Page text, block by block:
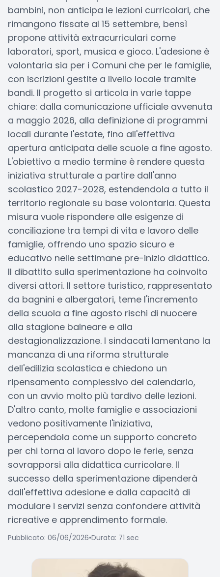
bambini, non anticipa le lezioni curricolari, che
rimangono fissate al 15 settembre, bensì
propone attività extracurriculari come
laboratori, sport, musica e gioco. L'adesione è
volontaria sia per i Comuni che per le famiglie,
con iscrizioni gestite a livello locale tramite
bandi. Il progetto si articola in varie tappe
chiare: dalla comunicazione ufficiale avvenuta
a maggio 2026, alla definizione di programmi
locali durante l'estate, fino all'effettiva
apertura anticipata delle scuole a fine agosto.
L'obiettivo a medio termine è rendere questa
iniziativa strutturale a partire dall'anno
scolastico 2027-2028, estendendola a tutto il
territorio regionale su base volontaria. Questa
misura vuole rispondere alle esigenze di
conciliazione tra tempi di vita e lavoro delle
famiglie, offrendo uno spazio sicuro e
educativo nelle settimane pre-inizio didattico.
Il dibattito sulla sperimentazione ha coinvolto
diversi attori. Il settore turistico, rappresentato
da bagnini e albergatori, teme l'incremento
della scuola a fine agosto rischi di nuocere
alla stagione balneare e alla
destagionalizzazione. I sindacati lamentano la
mancanza di una riforma strutturale
dell'edilizia scolastica e chiedono un
ripensamento complessivo del calendario,
con un avvio molto più tardivo delle lezioni.
D'altro canto, molte famiglie e associazioni
vedono positivamente l'iniziativa,
percependola come un supporto concreto
per chi torna al lavoro dopo le ferie, senza
sovrapporsi alla didattica curricolare. Il
successo della sperimentazione dipenderà
dall'effettiva adesione e dalla capacità di
modulare i servizi senza confondere attività
ricreative e apprendimento formale.
Pubblicato: 06/06/2026•Durata: 71 sec